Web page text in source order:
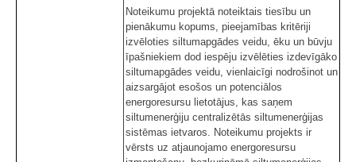
Noteikumu projektā noteiktais tiesību un
pienākumu kopums, pieejamības kritēriji
izvēloties siltumapgādes veidu, ēku un būvju
īpašniekiem dod iespēju izvēlēties izdevīgāko
siltumapgādes veidu, vienlaicīgi nodrošinot un
aizsargājot esošos un potenciālos
energoresursu lietotājus, kas saņem
siltumenerģiju centralizētās siltumenerģijas
sistēmas ietvaros. Noteikumu projekts ir
vērsts uz atjaunojamo energoresursu